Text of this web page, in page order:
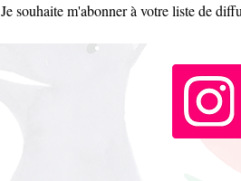
Je souhaite m'abonner à votre liste de